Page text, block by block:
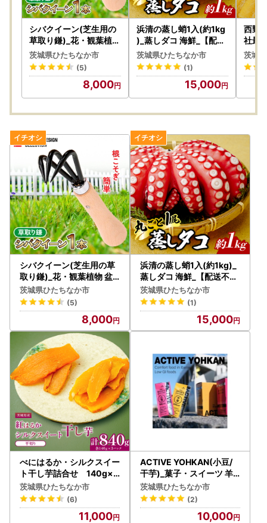
シバクイーン(芝生用の
草取り鎌)_花・観葉植物
盆栽 _【1207770】
茨城県ひたちなか市
(5)
8,000
浜清の蒸し蛸1入(約1kg
)_蒸しダコ 海鮮_【配送
不可地域：離島】【120
7910】
茨城県ひたちなか市
(1)
15,000
西野
社最
」平
5袋)
分け
茨城
シバクイーン(芝生用の草
取り鎌)_花・観葉植物 盆
栽 _【1207770】
茨城県ひたちなか市
(5)
8,000
浜清の蒸し蛸1入(約1kg)_
蒸しダコ 海鮮_【配送不可
地域：離島】【1207910
】
茨城県ひたちなか市
(1)
15,000
べにはるか・シルクスイー
ト干し芋詰合せ 140g×6
袋_ほしいも 茨城産 さつ
まいも おいしい 食べ比べ_
【1421176】
茨城県ひたちなか市
(6)
11,000
ACTIVE YOHKAN(小豆/
干芋)_菓子・スイーツ 羊
羹 ようかん ヨウカン_【1
403779】
茨城県ひたちなか市
(2)
10,000